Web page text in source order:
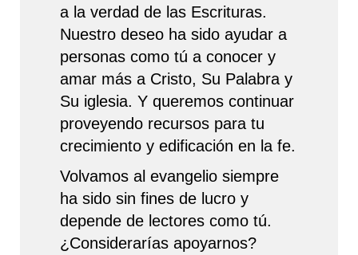
a la verdad de las Escrituras.
Nuestro deseo ha sido ayudar a
personas como tú a conocer y
amar más a Cristo, Su Palabra y
Su iglesia. Y queremos continuar
proveyendo recursos para tu
crecimiento y edificación en la fe.
Volvamos al evangelio siempre
ha sido sin fines de lucro y
depende de lectores como tú.
¿Considerarías apoyarnos?